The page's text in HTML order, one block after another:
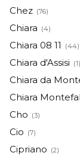
Chez (76)
Chiara (4)
Chiara 08 11 (44)
Chiara d'Assisi (1)
Chiara da
Chiara
Cho (3)
Cio (7)
Cipriano (2)